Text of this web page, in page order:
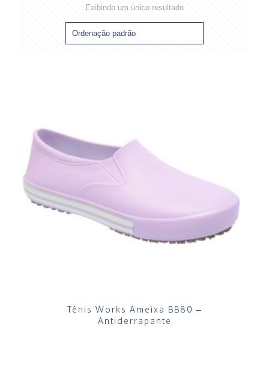
Exibindo um único resultado
Tênis Works Ameixa BB80 –
Antiderrapante